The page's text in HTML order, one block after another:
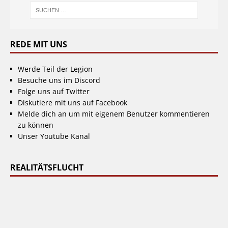
REDE MIT UNS
Werde Teil der Legion
Besuche uns im Discord
Folge uns auf Twitter
Diskutiere mit uns auf Facebook
Melde dich an um mit eigenem Benutzer kommentieren
zu können
Unser Youtube Kanal
REALITÄTSFLUCHT